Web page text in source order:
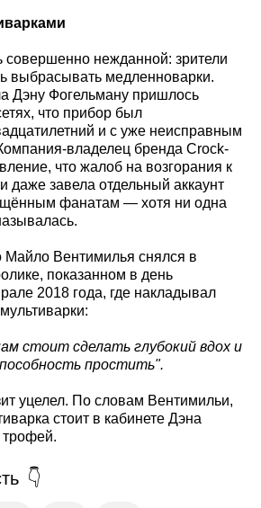
совершенно нежданной: зрители
выбрасывать медленноварки.
Дэну Фогельману пришлось
что прибор был
и с уже неисправным
владелец бренда Crock-
что жалоб на возгорания к
даже завела отдельный аккаунт
фанатам — хотя ни одна
Майло Вентимилья снялся в
показанном в день
2018 года, где накладывал
стоит сделать глубокий вдох и
простить".
уцелел. По словам Вентимильи,
стоит в кабинете Дэна